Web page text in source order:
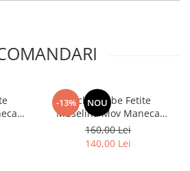
-13% NOU
Rochie Bebe Fetite
Muselina Mov Maneca
Scurta
160,00 Lei
140,00 Lei